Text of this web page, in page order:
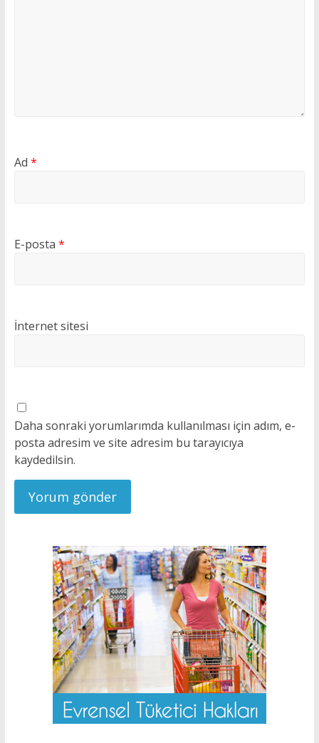
Ad *
E-posta *
İnternet sitesi
Daha sonraki yorumlarımda kullanılması için adım, e-
posta adresim ve site adresim bu tarayıcıya
kaydedilsin.